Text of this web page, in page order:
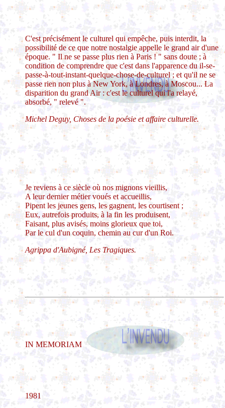
C'est précisément le culturel qui empêche, puis interdit, la
possibilité de ce que notre nostalgie appelle le grand air d'une
époque. " Il ne se passe plus rien à Paris ! " sans doute ; à
condition de comprendre que c'est dans l'apparence du il-se-
passe-à-tout-instant-quelque-chose-de-culturel ; et qu'il ne se
passe rien non plus à New York, à Londres, à Moscou... La
disparition du grand Air : c'est le culturel qui l'a relayé,
absorbé, " relevé ".
Michel Deguy, Choses de la poésie et affaire culturelle.
Je reviens à ce siècle où nos mignons vieillis,
A leur dernier métier voués et accueillis,
Pipent les jeunes gens, les gagnent, les courtisent ;
Eux, autrefois produits, à la fin les produisent,
Faisant, plus avisés, moins glorieux que toi,
Par le cul d'un coquin, chemin au cur d'un Roi.
Agrippa d'Aubigné, Les Tragiques.
IN MEMORIAM
1981